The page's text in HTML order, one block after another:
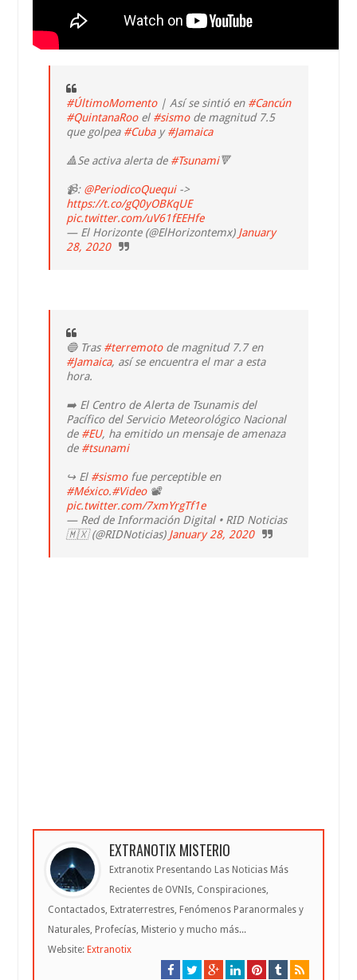
#ÚltimoMomento| Así se sintió en #Cancún
#QuintanaRooel #sismode magnitud 7.5
que golpea #Cubay#Jamaica
🔺Se activa alerta de #Tsunami🔻
📹: @PeriodicoQuequi->
https://t.co/gQ0yOBKqUE
pic.twitter.com/uV61fEEHfe
— El Horizonte (@ElHorizontemx) January
28, 2020
🔵 Tras #terremotode magnitud 7.7 en
#Jamaica, así se encuentra el mar a esta
hora.
➡️ El Centro de Alerta de Tsunamis del
Pacífico del Servicio Meteorológico Nacional
de #EU, ha emitido un mensaje de amenaza
de #tsunami
↪️ El #sismofue perceptible en
#México.#Video📽️
pic.twitter.com/7xmYrgTf1e
— Red de Información Digital • RID Noticias
🇲🇽 (@RIDNoticias) January 28, 2020
EXTRANOTIX MISTERIO
Extranotix Presentando Las Noticias Más
Recientes de OVNIs, Conspiraciones,
Contactados, Extraterrestres, Fenómenos Paranormales y
Naturales, Profecías, Misterio y mucho más...
Website: Extranotix